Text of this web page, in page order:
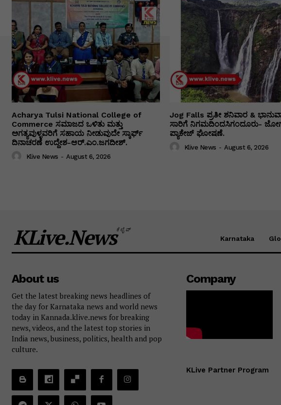
Acharya Tulsi National College of
Commerce ಸಮಾಜದ ಒಳಿತು ಮತ್ತು
ಅಗತ್ಯವುಳ್ಳವರಿಗೆ ಸಹಾಯ ನೀಡುವುದೇ ಸ್ಕಾರ್ಫ್
ದಿನಾಚರಣೆ ಉದ್ದೇಶ-ಆರ್.ಎಂ.ಜಗದೀಶ್.
Klive News - August 6, 2026
Jog Falls ಪ್ರತೀ ಶನಿವಾರ &
ಸಾರಿಗೆ ನಿಗಮದಿಂದಸಿಗಂದೂರು- ಜೋಗ
ಪ್ಯಾಕೇಜ್ ಘೋಷಣೆ.
Klive News - August 6, 2026
KLive.Newsಕೆಲೈವ್
Karnataka
About us
Get the latest breaking news headlines of
the day for Karnataka news and world news
today in Kannada.klive.news for breaking
news, videos, and the latest top stories in
India news, business, politics, health and pop
culture.
Company
KLive Partner Program